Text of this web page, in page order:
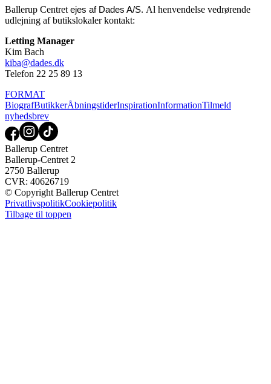
Ballerup Centret ejes af Dades A/S. Al henvendelse vedrørende
udlejning af butikslokaler kontakt:
Letting Manager
Kim Bach
kiba@dades.dk
Telefon 22 25 89 13
FORMAT
BiografButikkerÅbningstiderInspirationInformationTilmeld
nyhedsbrev
Ballerup Centret
Ballerup-Centret 2
2750 Ballerup
CVR: 40626719
© Copyright Ballerup Centret
PrivatlivspolitikCookiepolitik
Tilbage til toppen